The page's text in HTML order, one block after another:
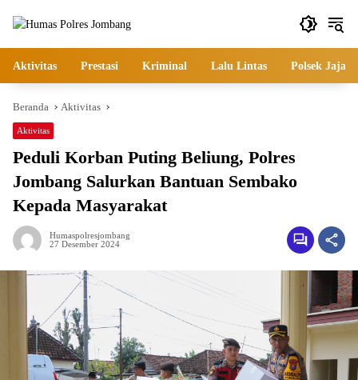
Aktivitas Prestasi Kriminal Lalu Lintas Polsek
Beranda Aktivitas
Aktivitas
Peduli Korban Puting Beliung, Polres
Jombang Salurkan Bantuan Sembako
Kepada Masyarakat
Humaspolresjombang
27 Desember 2024